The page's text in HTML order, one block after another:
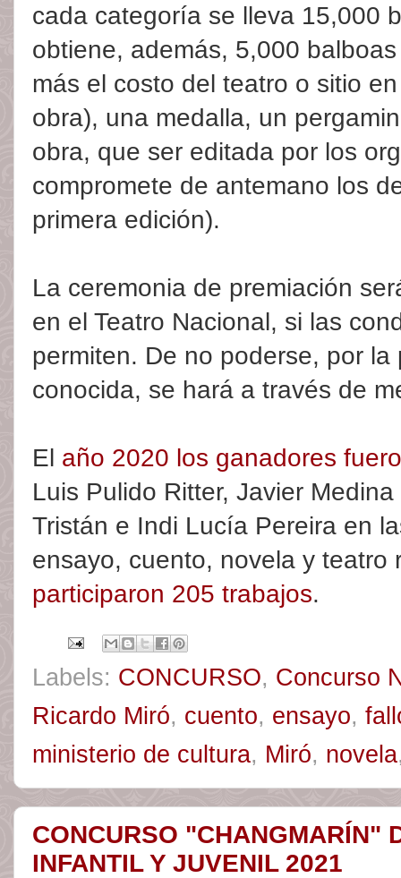
cada categoría se lleva 15,000
obtiene, además, 5,000
más el costo del teatro o sitio
obra), una medalla, un
obra, que ser editada por los
compromete de antemano los
primera edición).
La ceremonia de premiación
en el Teatro Nacional, si las
permiten. De no poderse, por
conocida, se hará a través de
El año 2020 los ganadores
Luis Pulido Ritter, Javier
Tristán e Indi Lucía Pereira en
ensayo, cuento, novela y
participaron 205 trabajos.
Labels: CONCURSO, Concurso
Ricardo Miró, cuento, ensayo,
ministerio de cultura, Miró, novela
CONCURSO "CHANGMARÍN"
INFANTIL Y JUVENIL 2021